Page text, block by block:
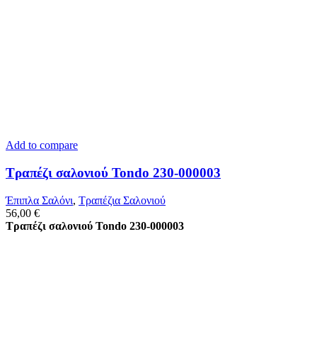
Add to compare
Τραπέζι σαλονιού Tondo 230-000003
Έπιπλα Σαλόνι, Τραπέζια Σαλονιού
56,00 €
Τραπέζι σαλονιού Tondo 230-000003